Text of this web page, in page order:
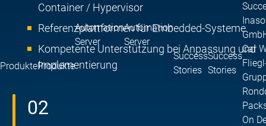
ProdukteProdukte
Automation
Server
Automation
Server
Success
Stories
Success
Stories
Car
On
Container / Hypervisor
Referenzplattformen für Embedded-Systeme
Kompetente Unterstützung bei Anpassung und
Implementierung
02